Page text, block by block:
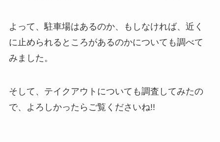
よって、駐車場はあるのか、もしなければ、近く
に止められるところがあるのかについても調べて
みました。
そして、 テイクアウト についても調査してみたの
で、よろしかったらご覧くださいね!!